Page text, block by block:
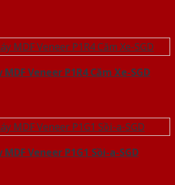
Veneer P1R4 Căm Xe-SGD
Veneer P1G1 Sồi-a-SGD